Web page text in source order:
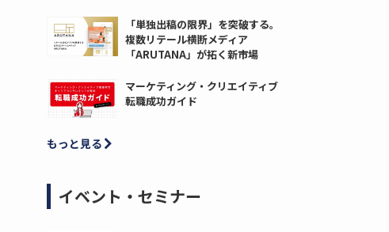
「単独出稿の限界」を突破する。
複数リテール横断メディア
「ARUTANA」が拓く新市場
マーケティング・クリエイティブ
転職成功ガイド
もっと見る
イベント・セミナー